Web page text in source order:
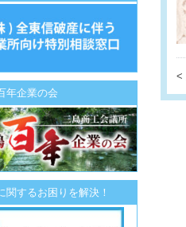
<
年企業の会
関するお困りを解決！